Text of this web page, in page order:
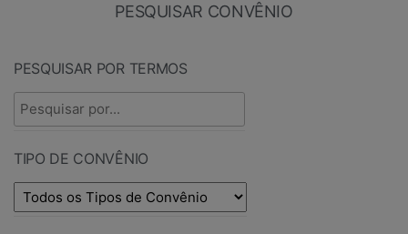
PESQUISAR CONVÊNIO
PESQUISAR POR TERMOS
TIPO DE CONVÊNIO